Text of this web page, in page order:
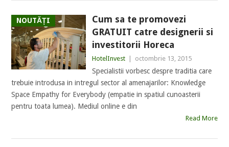
NOUTĂȚI
Cum sa te promovezi
GRATUIT catre designerii si
investitorii Horeca
HotelInvest octombrie 13, 2015
Specialistii vorbesc despre traditia care
trebuie introdusa in intregul sector al amenajarilor: Knowledge
Space Empathy for Everybody (empatie in spatiul cunoasterii
pentru toata lumea). Mediul online e din
Read More